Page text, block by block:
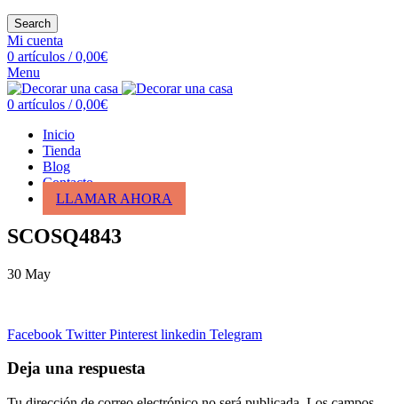
Search
Mi cuenta
0 artículos / 0,00€
Menu
0 artículos / 0,00€
Inicio
Tienda
Blog
Contacto
LLAMAR AHORA
SCOSQ4843
30 May
Facebook Twitter Pinterest linkedin Telegram
Deja una respuesta